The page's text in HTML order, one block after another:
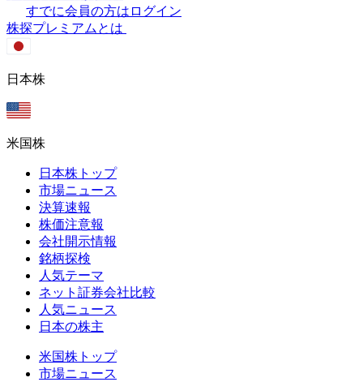
すでに会員の方はログイン
株探プレミアムとは
日本株
米国株
日本株トップ
市場ニュース
決算速報
株価注意報
会社開示情報
銘柄探検
人気テーマ
ネット証券会社比較
人気ニュース
日本の株主
米国株トップ
市場ニュース